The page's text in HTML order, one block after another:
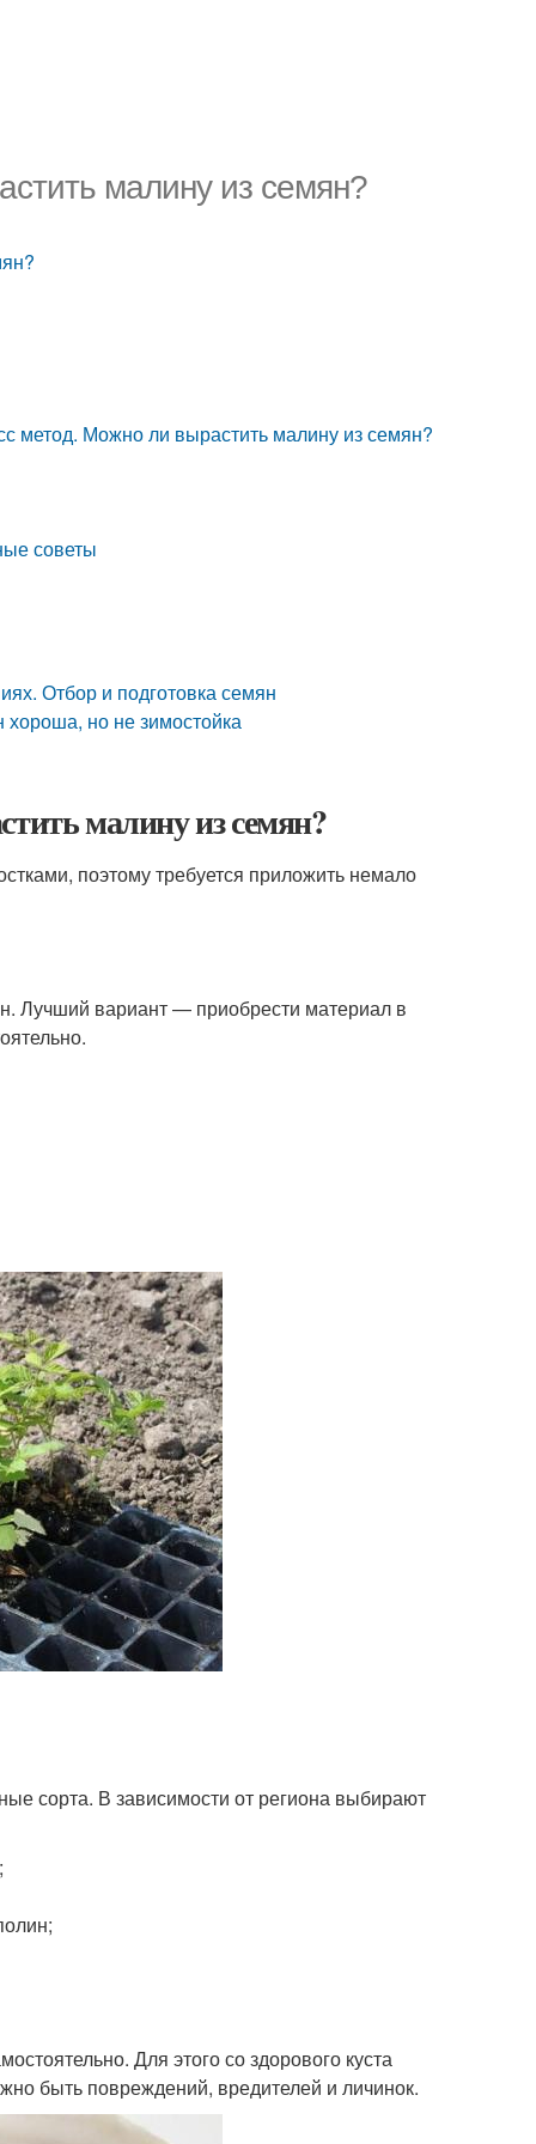
малину из семян?
метод. Можно ли вырастить малину из семян?
советы
Отбор и подготовка семян
но не зимостойка
малину из семян?
поэтому требуется приложить немало
Лучший вариант — приобрести материал в
сорта. В зависимости от региона выбирают
Для этого со здорового куста
быть повреждений, вредителей и личинок.